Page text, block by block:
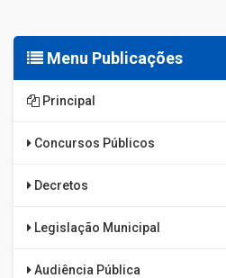
Menu Publicações
Principal
Concursos Públicos
Decretos
Legislação Municipal
Audiência Pública